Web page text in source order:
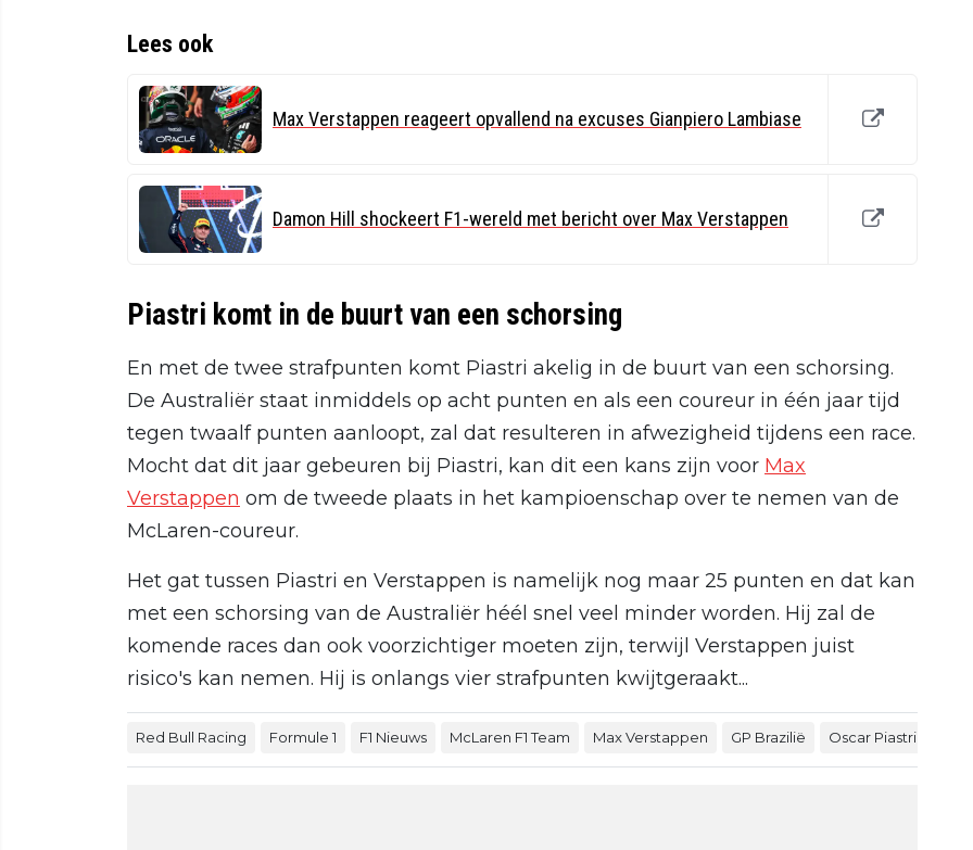
Lees ook
Max Verstappen reageert opvallend na excuses Gianpiero Lambiase
Damon Hill shockeert F1-wereld met bericht over Max Verstappen
Piastri komt in de buurt van een schorsing
En met de twee strafpunten komt Piastri akelig in de buurt van een schorsing.
De Australiër staat inmiddels op acht punten en als een coureur in één jaar tijd
tegen twaalf punten aanloopt, zal dat resulteren in afwezigheid tijdens een race.
Mocht dat dit jaar gebeuren bij Piastri, kan dit een kans zijn voor Max
Verstappen om de tweede plaats in het kampioenschap over te nemen van de
McLaren-coureur.
Het gat tussen Piastri en Verstappen is namelijk nog maar 25 punten en dat kan
met een schorsing van de Australiër héél snel veel minder worden. Hij zal de
komende races dan ook voorzichtiger moeten zijn, terwijl Verstappen juist
risico's kan nemen. Hij is onlangs vier strafpunten kwijtgeraakt...
Red Bull Racing Formule 1 F1 Nieuws McLaren F1 Team Max Verstappen GP Brazilië Oscar Piastri